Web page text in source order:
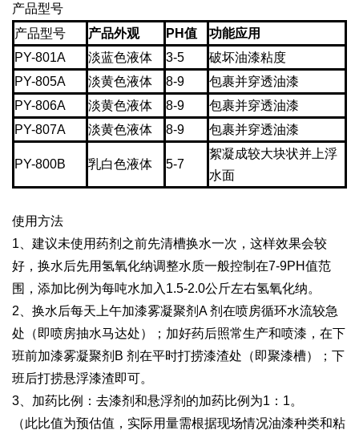
产品型号
产品型号
产品外观 PH值
功能应用
PY-801A
淡蓝色液体 3-5
破坏油漆粘度
PY-805A
淡黄色液体 8-9
包裹并穿透油漆
PY-806A
淡黄色液体 8-9
包裹并穿透油漆
PY-807A
淡黄色液体 8-9 包裹并穿透油漆
PY-800B 乳白色液体 5-7
絮凝成较大块状并上浮
水面
使用方法
1、建议未使用药剂之前先清槽换水一次，这样效果会较
好，换水后先用氢氧化纳调整水质一般控制在7-9PH值范
围，添加比例为每吨水加入1.5-2.0公斤左右氢氧化纳。
2、换水后每天上午加漆雾凝聚剂A 剂在喷房循环水流较急
处（即喷房抽水马达处）；加好药后照常生产和喷漆，在下
班前加漆雾凝聚剂B 剂在平时打捞漆渣处（即聚漆槽）；下
班后打捞悬浮漆渣即可。
3、加药比例：去漆剂和悬浮剂的加药比例为1：1。
（此比值为预估值，实际用量需根据现场情况油漆种类和粘